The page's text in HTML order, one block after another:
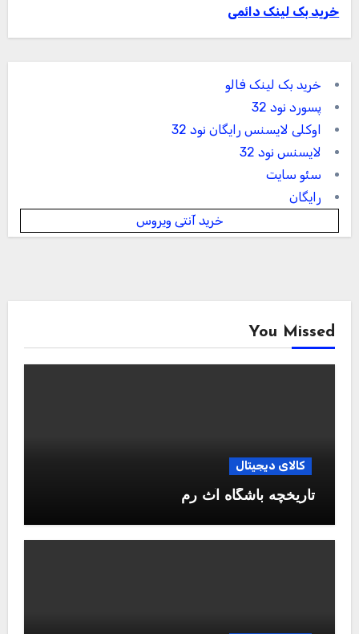
خرید بک لینک دائمی
خرید بک لینک فالو
پسورد نود 32
اوکلی لایسنس رایگان نود 32
لایسنس نود 32
سئو سایت
رایگان
خرید آنتی ویروس
You Missed
کالای دیجیتال
تاریخچه باشگاه آث رم